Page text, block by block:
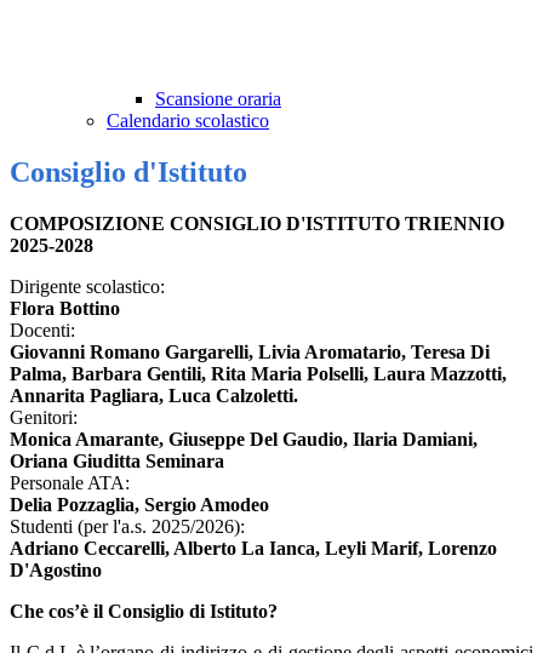
Scansione oraria
Calendario scolastico
Consiglio d'Istituto
COMPOSIZIONE CONSIGLIO D'ISTITUTO TRIENNIO
2025-2028
Dirigente scolastico:
Flora Bottino
Docenti:
Giovanni Romano Gargarelli, Livia Aromatario, Teresa Di
Palma, Barbara Gentili, Rita Maria Polselli, Laura Mazzotti,
Annarita Pagliara, Luca Calzoletti.
Genitori:
Monica Amarante, Giuseppe Del Gaudio, Ilaria Damiani,
Oriana Giuditta Seminara
Personale ATA:
Delia Pozzaglia, Sergio Amodeo
Studenti (per l'a.s. 2025/2026):
Adriano Ceccarelli, Alberto La Ianca, Leyli Marif, Lorenzo
D'Agostino
Che cos’è il Consiglio di Istituto?